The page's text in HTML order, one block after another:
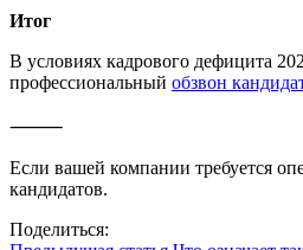
Итог
В условиях кадрового дефицита
профессиональный обзвон
⸻
Если вашей компании требуется
кандидатов.
Поделиться: